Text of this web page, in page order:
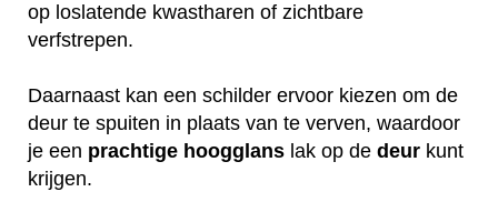
op loslatende kwastharen of zichtbare
verfstrepen.
Daarnaast kan een schilder ervoor kiezen om de
deur te spuiten in plaats van te verven, waardoor
je een prachtige hoogglans lak op de deur kunt
krijgen.